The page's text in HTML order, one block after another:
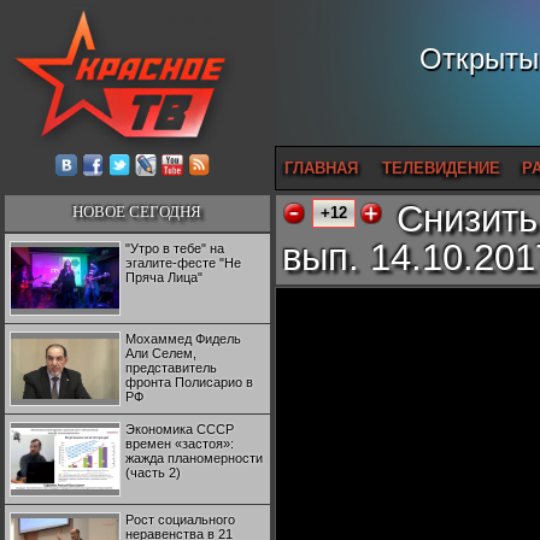
ГЛАВНАЯ ТЕЛЕВИДЕНИЕ
НОВОЕ СЕГОДНЯ
"Утро в тебе" на
эгалите-фесте "Не
Пряча Лица"
Мохаммед Фидель
Али Селем,
представитель
фронта Полисарио в
РФ
Экономика СССР
времен «застоя»:
жажда планомерности
(часть 2)
Рост социального
неравенства в 21
+12
вып.